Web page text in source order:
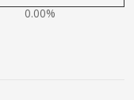
0.00%